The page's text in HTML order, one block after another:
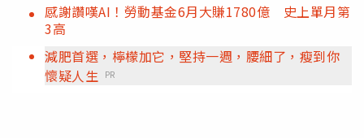
感謝讚嘆AI！勞動基金6月大賺1780億 史上單月第
3高
減肥首選，檸檬加它，堅持一週，腰細了，瘦到你
懷疑人生
PR